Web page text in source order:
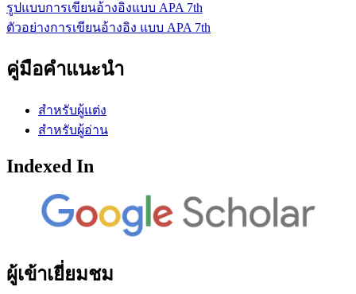
รูปแบบการเขียนอ้างอิงแบบ APA 7th
ตัวอย่างการเขียนอ้างอิง แบบ APA 7th
คู่มือคำแนะนำ
สำหรับผู้แต่ง
สำหรับผู้อ่าน
Indexed In
ผู้เข้าเยี่ยมชม